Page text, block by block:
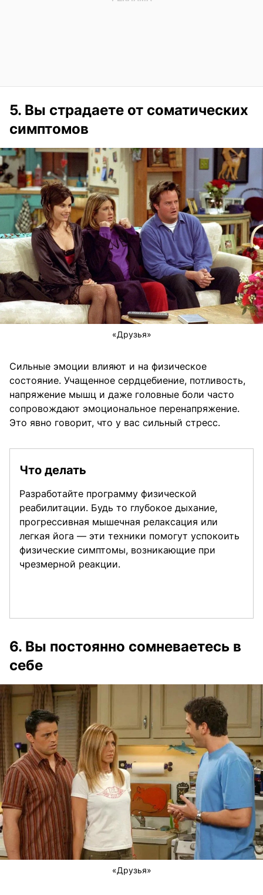
5. Вы страдаете от соматических
симптомов
«Друзья»
Сильные эмоции влияют и на физическое
состояние. Учащенное сердцебиение, потливость,
напряжение мышц и даже головные боли часто
сопровождают эмоциональное перенапряжение.
Это явно говорит, что у вас сильный стресс.
Что делать
Разработайте программу физической
реабилитации. Будь то глубокое дыхание,
прогрессивная мышечная релаксация или
легкая йога — эти техники помогут успокоить
физические симптомы, возникающие при
чрезмерной реакции.
6. Вы постоянно сомневаетесь в
себе
«Друзья»